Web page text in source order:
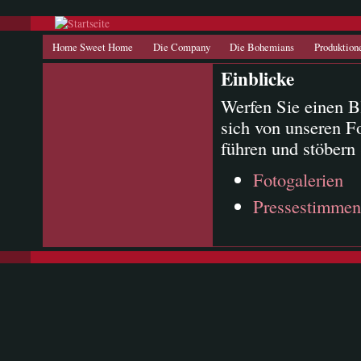
Direkt zum Inhalt
Hauptmenü
Home Sweet Home Die Company Die Bohemians
Einblicke
Werfen Sie einen
sich von unseren
führen und
Fotogalerien
Pressestimmen